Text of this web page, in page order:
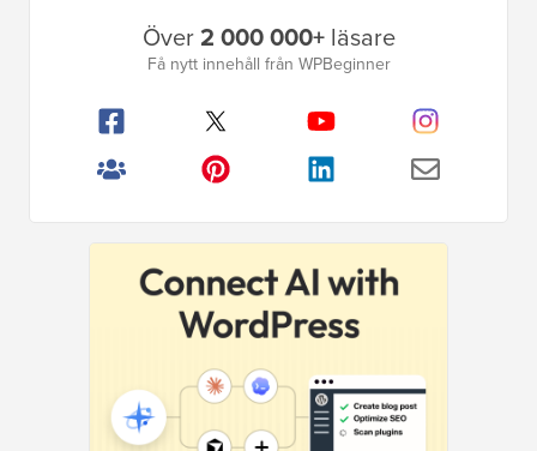
Över2 000 000+läsare
Få nytt innehåll från WPBeginner